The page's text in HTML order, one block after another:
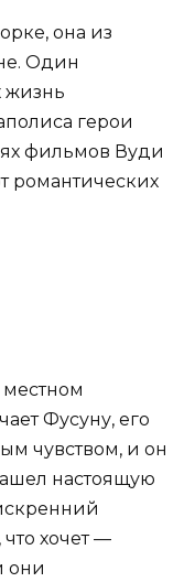
она из
Один
жизнь
герои
фильмов Вуди
романтических
местном
Фусуну, его
чувством, и он
настоящую
хочет —
они